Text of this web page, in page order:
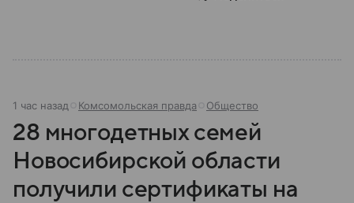
1 час назад Комсомольская правда Общество
28 многодетных семей
Новосибирской области
получили сертификаты на